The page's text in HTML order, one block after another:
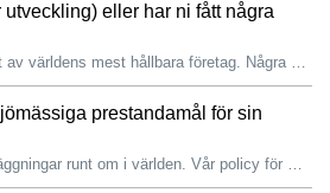
eller har ni fått några
HP är erkänt som ett av världens mest hållbara företag. Några av de främsta utmärkelserna är: CDP 2022-rankning – Vi är globalt sett det enda teknikfö...
prestandamål för sin
HP äger och hyr anläggningar runt om i världen. Vår policy för miljö, hälsa och säkerhet (EHS) (tillgänglig på kinesiska, koreanska och spanska) och vårt E...